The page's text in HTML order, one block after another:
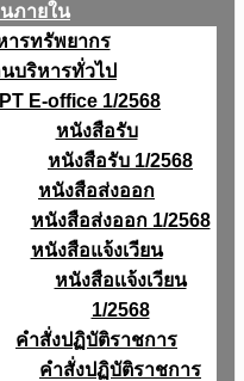
ภายใน
ารทรัพยากร
นบริหารทั่วไป
E-office 1/2568
หนังสือรับ
หนังสือรับ 1/2568
หนังสือส่งออก
หนังสือส่งออก 1/2568
หนังสือแจ้งเวียน
หนังสือเเจ้งเวียน
1/2568
คำสั่งปฏิบัติราชการ
คำสั่งปฏิบัติราชการ